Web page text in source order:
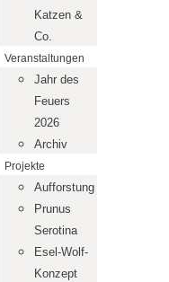
Katzen &
Co.
Veranstaltungen
Jahr des
Feuers
2026
Archiv
Projekte
Aufforstung
Prunus
Serotina
Esel-Wolf-
Konzept